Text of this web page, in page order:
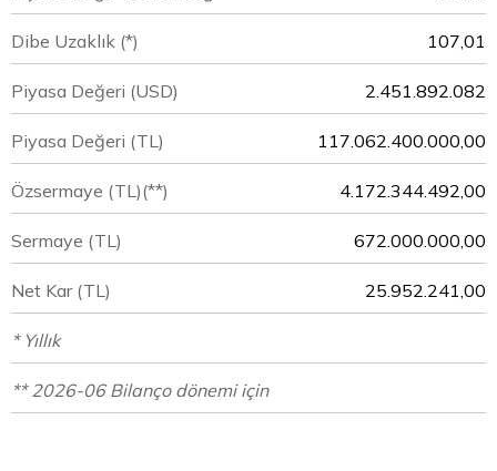
Dibe Uzaklık (*) 107,01
Piyasa Değeri (USD) 2.451.892.082
Piyasa Değeri (TL) 117.062.400.000,00
Özsermaye (TL)(**) 4.172.344.492,00
Sermaye (TL) 672.000.000,00
Net Kar (TL) 25.952.241,00
* Yıllık
** 2026-06 Bilanço dönemi için